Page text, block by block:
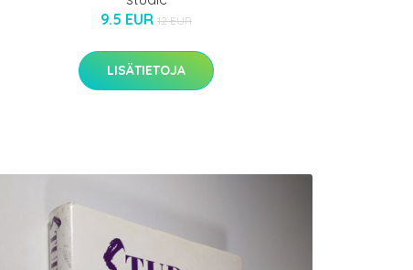
9.5 EUR 12 EUR
LISÄTIETOJA